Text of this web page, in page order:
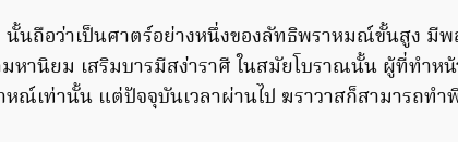
นั้นถือว่าเป็นศาตร์อย่างหนึ่งของลัทธิพราหมณ์ขั้นสูง มีพ
หานิยม เสริมบารมีสง่าราศี ในสมัยโบราณนั้น ผู้ที่ทำห
หณ์เท่านั้น แต่ปัจจุบันเวลาผ่านไป ฆราวาสก็สามารถทำ